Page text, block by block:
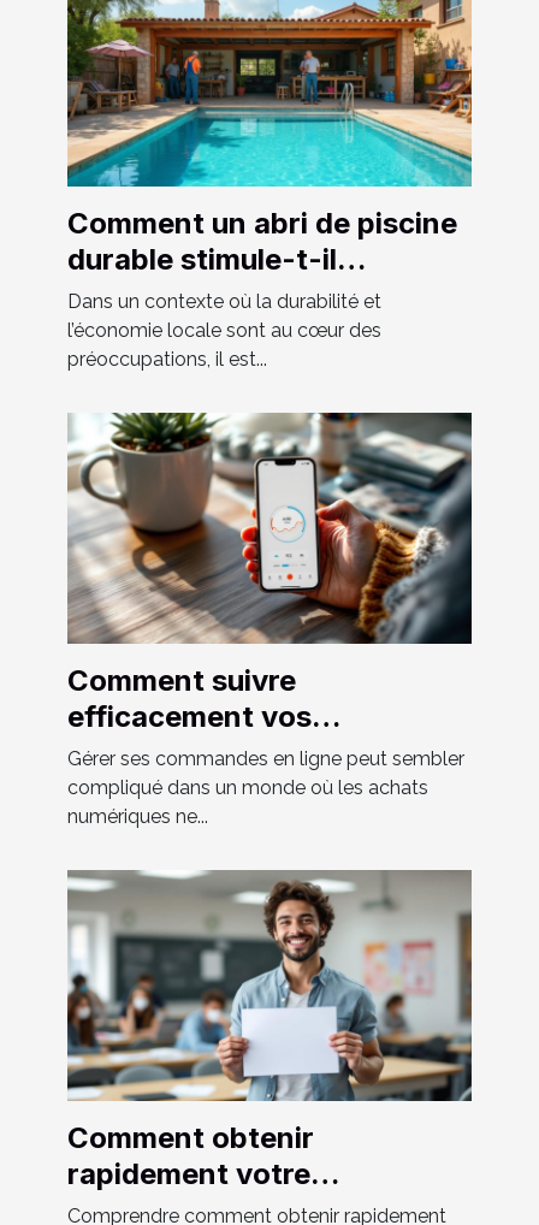
Comment un abri de piscine
durable stimule-t-il
l'économie locale ?
Dans un contexte où la durabilité et
l’économie locale sont au cœur des
préoccupations, il est...
Comment suivre
efficacement vos
commandes en ligne ?
Gérer ses commandes en ligne peut sembler
compliqué dans un monde où les achats
numériques ne...
Comment obtenir
rapidement votre
certification pour la gestion
Comprendre comment obtenir rapidement